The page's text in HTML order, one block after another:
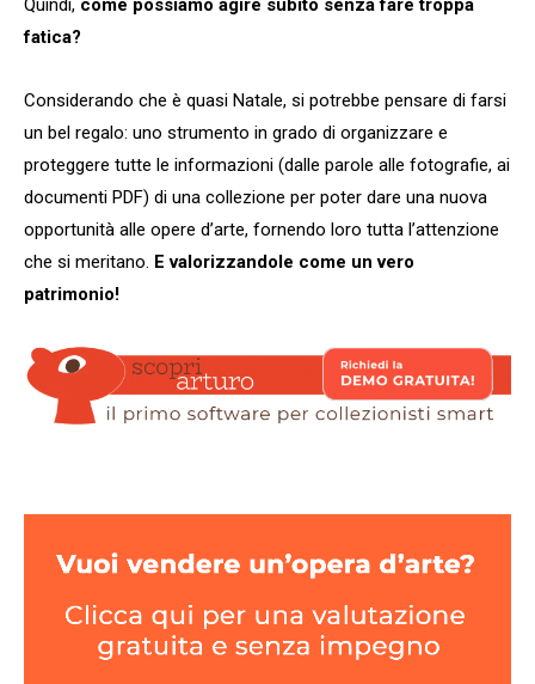
Quindi, come possiamo agire subito senza fare troppa
fatica?
Considerando che è quasi Natale, si potrebbe pensare di farsi
un bel regalo: uno strumento in grado di organizzare e
proteggere tutte le informazioni (dalle parole alle fotografie, ai
documenti PDF) di una collezione per poter dare una nuova
opportunità alle opere d’arte, fornendo loro tutta l’attenzione
che si meritano. E valorizzandole come un vero
patrimonio!